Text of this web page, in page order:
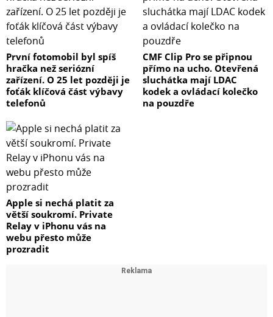
První fotomobil byl spíš
hračka než seriózní
zařízení. O 25 let později je
foťák klíčová část výbavy
telefonů
CMF Clip Pro se připnou
přímo na ucho. Otevřená
sluchátka mají LDAC
kodek a ovládací kolečko
na pouzdře
Apple si nechá platit za
větší soukromí. Private
Relay v iPhonu vás na
webu přesto může
prozradit